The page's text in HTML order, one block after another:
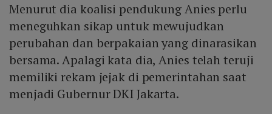
Menurut dia koalisi pendukung Anies perlu
meneguhkan sikap untuk mewujudkan
perubahan dan berpakaian yang dinarasikan
bersama. Apalagi kata dia, Anies telah teruji
memiliki rekam jejak di pemerintahan saat
menjadi Gubernur DKI Jakarta.